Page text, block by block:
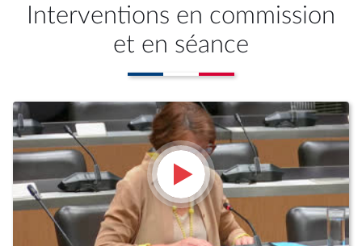
Interventions en commission
et en séance